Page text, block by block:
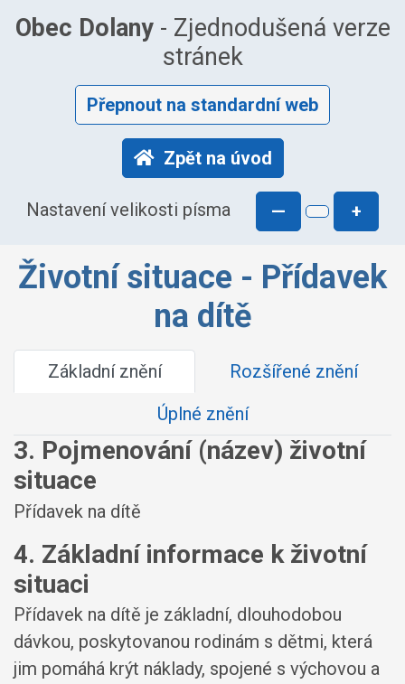
Obec Dolany- Zjednodušená verze
stránek
Přepnout na standardní web
Zpět na úvod
Nastavení velikosti písma — +
Životní situace - Přídavek
na dítě
Základní znění
Rozšířené znění
Úplné znění
3. Pojmenování (název) životní
situace
Přídavek na dítě
4. Základní informace k životní
situaci
Přídavek na dítě je základní, dlouhodobou
dávkou, poskytovanou rodinám s dětmi, která
jim pomáhá krýt náklady, spojené s výchovou a